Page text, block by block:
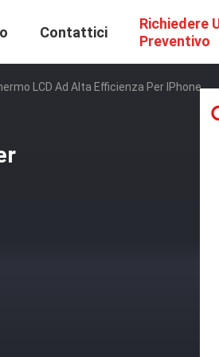
Contattici
Richiedere
Preventivo
LCD Ad Alta Efficienza Per IPhone